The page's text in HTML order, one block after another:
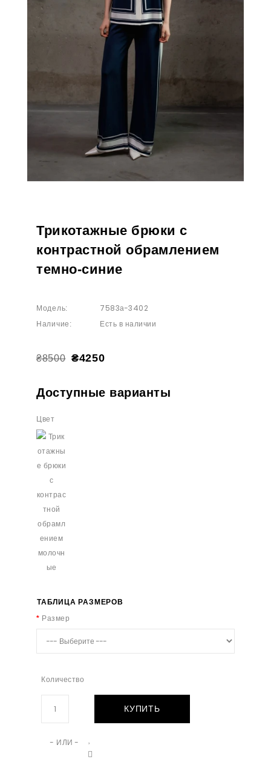
Трикотажные брюки с
контрастной обрамлением
темно-синие
Модель: 7583а-3402
Наличие: Есть в наличии
₴8500 ₴4250
Доступные варианты
Цвет
ТАБЛИЦА РАЗМЕРОВ
Размер
Количество
КУПИТЬ
- ИЛИ -